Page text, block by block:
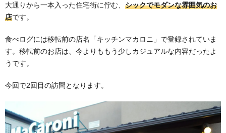
大通りから一本入った住宅街に佇む、 シックでモダンな雰囲気のお
店です。
食べログには移転前の店名「キッチンマカロニ」で登録されていま
す。移転前のお店は、今よりももう少しカジュアルな内容だったよ
うです。
今回で2回目の訪問となります。